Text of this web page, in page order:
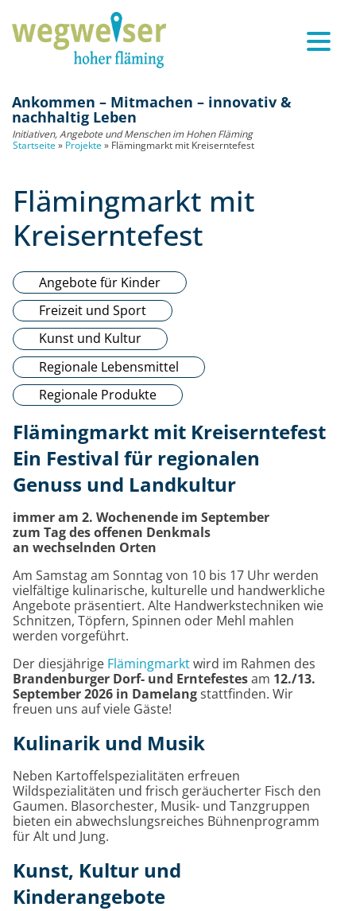
Ankommen – Mitmachen – innovativ &
nachhaltig Leben
Initiativen, Angebote und Menschen im Hohen Fläming
Startseite » Projekte » Flämingmarkt mit Kreiserntefest
Flämingmarkt mit
Kreiserntefest
Angebote für Kinder
Freizeit und Sport
Kunst und Kultur
Regionale Lebensmittel
Regionale Produkte
Flämingmarkt mit Kreiserntefest
Ein Festival für regionalen
Genuss und Landkultur
immer am 2. Wochenende im September
zum Tag des offenen Denkmals
an wechselnden Orten
Am Samstag am Sonntag von 10 bis 17 Uhr werden
vielfältige kulinarische, kulturelle und handwerkliche
Angebote präsentiert. Alte Handwerkstechniken wie
Schnitzen, Töpfern, Spinnen oder Mehl mahlen
werden vorgeführt.
Der diesjährige Flämingmarktwird im Rahmen des
Brandenburger Dorf- und Erntefestesam 12./13.
September 2026 in Damelangstattfinden. Wir
freuen uns auf viele Gäste!
Kulinarik und Musik
Neben Kartoffelspezialitäten erfreuen
Wildspezialitäten und frisch geräucherter Fisch den
Gaumen. Blasorchester, Musik- und Tanzgruppen
bieten ein abwechslungsreiches Bühnenprogramm
für Alt und Jung.
Kunst, Kultur und
Kinderangebote